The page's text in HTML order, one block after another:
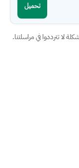
تحميل
لا تترددوا في مراسلتنا.